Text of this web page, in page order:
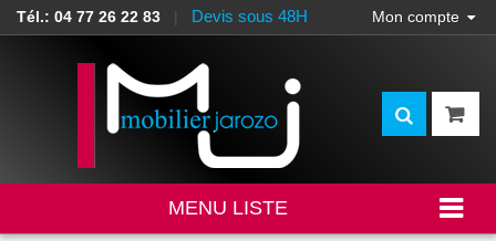
Tél.: 04 77 26 22 83 | Devis sous 48H Mon compte
MENU LISTE